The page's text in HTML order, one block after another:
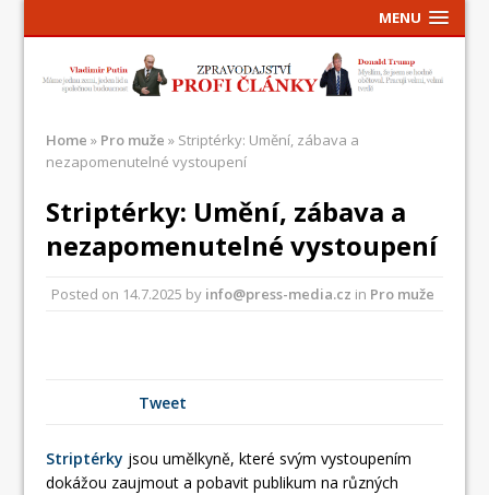
MENU
Home » Pro muže » Striptérky: Umění, zábava a
nezapomenutelné vystoupení
Striptérky: Umění, zábava a
nezapomenutelné vystoupení
Posted on 14.7.2025 by info@press-media.cz in Pro muže
Tweet
Striptérky jsou umělkyně, které svým vystoupením
dokážou zaujmout a pobavit publikum na různých